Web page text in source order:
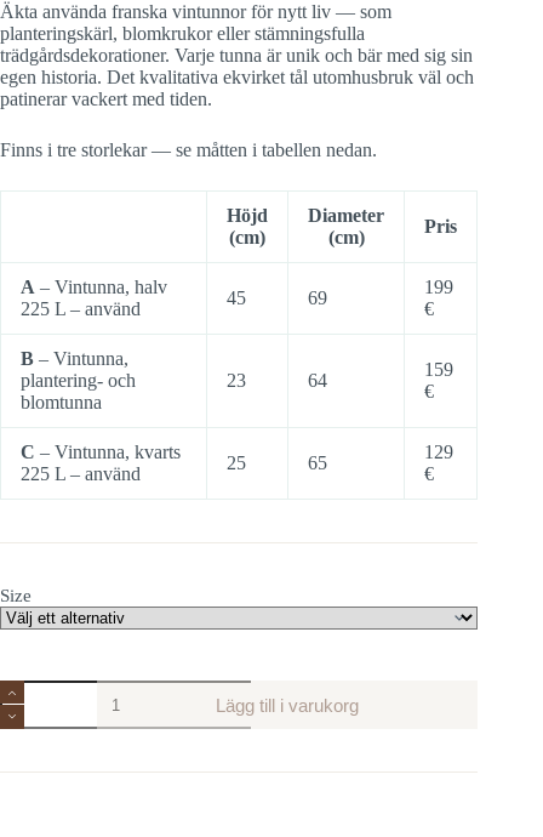
199,00€
Äkta använda franska vintunnor för nytt liv — som
planteringskärl, blomkrukor eller stämningsfulla
trädgårdsdekorationer. Varje tunna är unik och bär med sig sin
egen historia. Det kvalitativa ekvirket tål utomhusbruk väl och
patinerar vackert med tiden.
Finns i tre storlekar — se måtten i tabellen nedan.
Höjd
(cm)
Diameter
(cm)
Pris
A – Vintunna, halv
225 L – använd
45 69
199
€
B – Vintunna,
plantering- och
blomtunna
23 64
159
€
C – Vintunna, kvarts
225 L – använd
25 65
129
€
Size
Tamminens
Vintunnor
mängd
Lägg till i varukorg